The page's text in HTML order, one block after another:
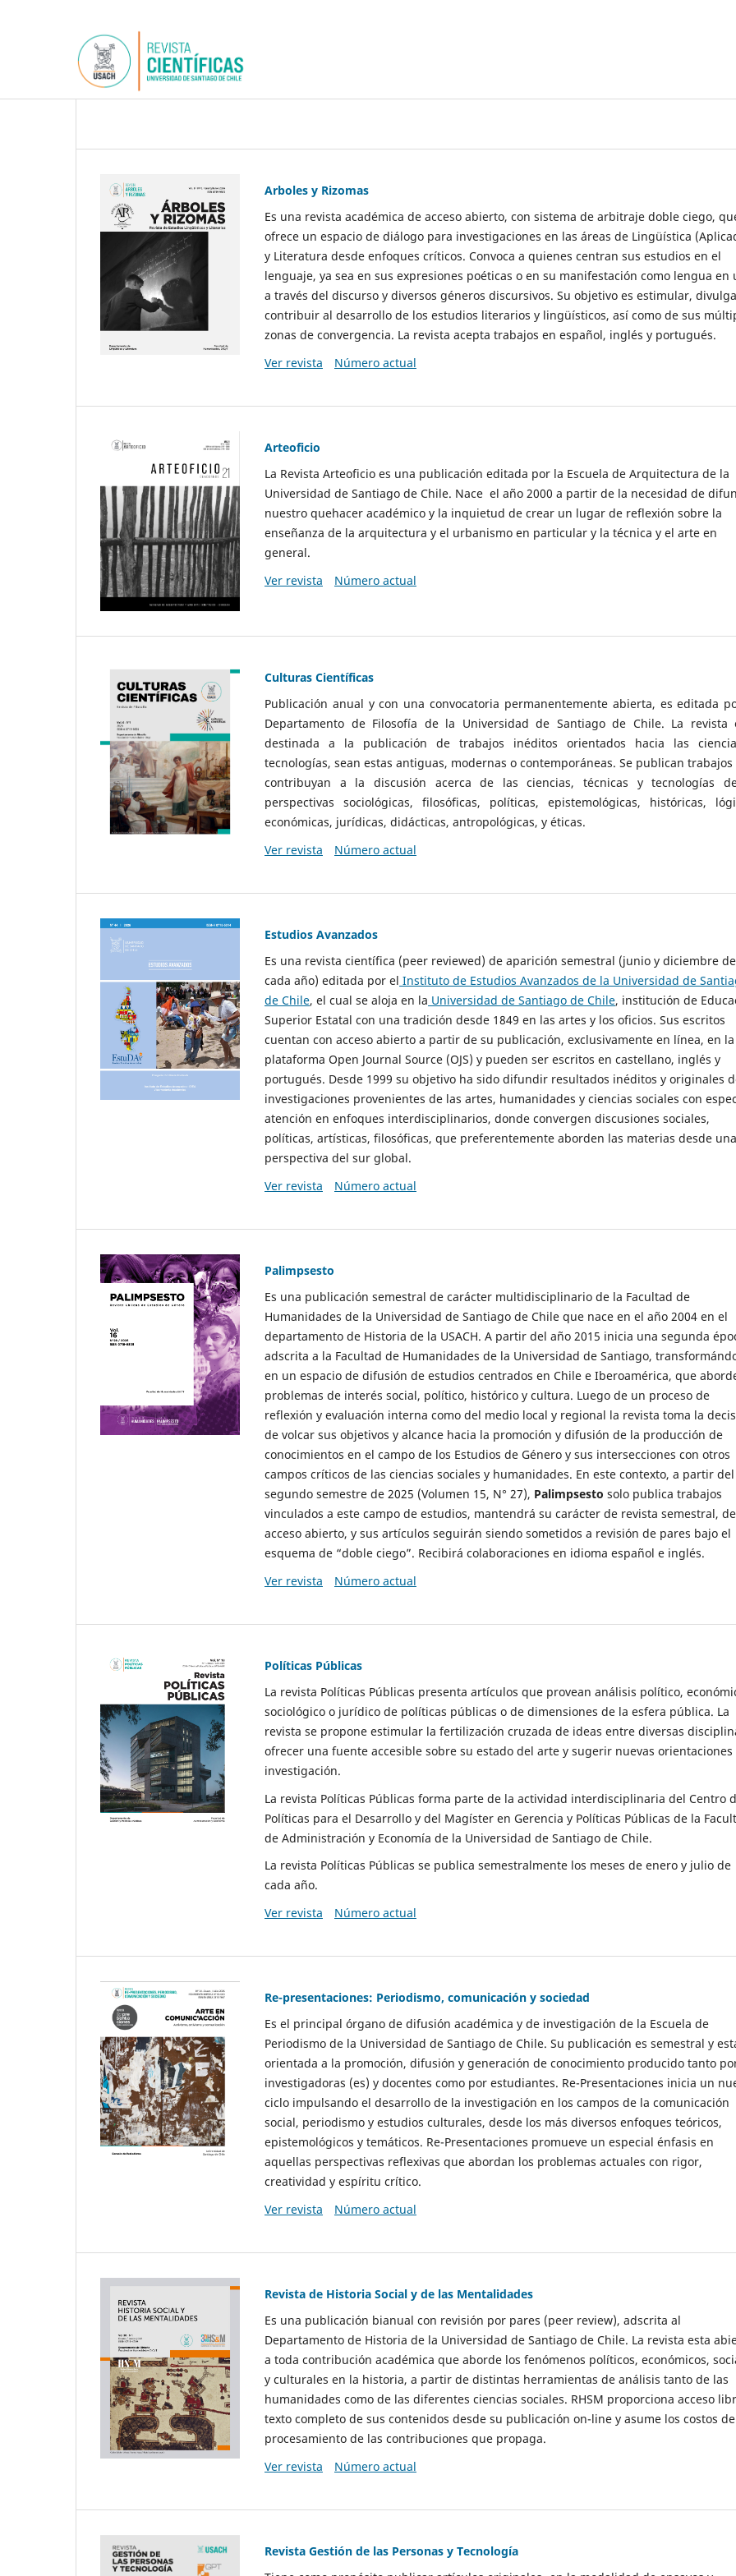
Arboles y Rizomas
Es una revista académica de acceso abierto, con sistema de arbitraje doble ciego,
ofrece un espacio de diálogo para investigaciones en las áreas de Lingüística
y Literatura desde enfoques críticos. Convoca a quienes centran sus estudios en el
lenguaje, ya sea en sus expresiones poéticas o en su manifestación como lengua en
a través del discurso y diversos géneros discursivos. Su objetivo es estimular,
contribuir al desarrollo de los estudios literarios y lingüísticos, así como de sus
zonas de convergencia. La revista acepta trabajos en español, inglés y portugués.
Ver revista
Número actual
Arteoficio
La Revista Arteoficio es una publicación editada por la Escuela de Arquitectura de la
Universidad de Santiago de Chile. Nace el año 2000 a partir de la necesidad de
nuestro quehacer académico y la inquietud de crear un lugar de reflexión sobre la
enseñanza de la arquitectura y el urbanismo en particular y la técnica y el arte en
general.
Ver revista
Número actual
Culturas Científicas
Publicación anual y con una convocatoria permanentemente abierta, es editada
Departamento de Filosofía de la Universidad de Santiago de Chile. La revista
destinada a la publicación de trabajos inéditos orientados hacia las
tecnologías, sean estas antiguas, modernas o contemporáneas. Se publican
contribuyan a la discusión acerca de las ciencias, técnicas y tecnologías
perspectivas sociológicas, filosóficas, políticas, epistemológicas, históricas,
económicas, jurídicas, didácticas, antropológicas, y éticas.
Ver revista
Número actual
Estudios Avanzados
Es una revista científica (peer reviewed) de aparición semestral (junio y diciembre de
cada año) editada por el Instituto de Estudios Avanzados de la Universidad de
de Chile, el cual se aloja en la Universidad de Santiago de Chile, institución de
Superior Estatal con una tradición desde 1849 en las artes y los oficios. Sus escritos
cuentan con acceso abierto a partir de su publicación, exclusivamente en línea, en la
plataforma Open Journal Source (OJS) y pueden ser escritos en castellano, inglés y
portugués. Desde 1999 su objetivo ha sido difundir resultados inéditos y originales
investigaciones provenientes de las artes, humanidades y ciencias sociales con
atención en enfoques interdisciplinarios, donde convergen discusiones sociales,
políticas, artísticas, filosóficas, que preferentemente aborden las materias desde una
perspectiva del sur global.
Ver revista
Número actual
Palimpsesto
Es una publicación semestral de carácter multidisciplinario de la Facultad de
Humanidades de la Universidad de Santiago de Chile que nace en el año 2004 en el
departamento de Historia de la USACH. A partir del año 2015 inicia una segunda
adscrita a la Facultad de Humanidades de la Universidad de Santiago,
en un espacio de difusión de estudios centrados en Chile e Iberoamérica, que
problemas de interés social, político, histórico y cultura. Luego de un proceso de
reflexión y evaluación interna como del medio local y regional la revista toma la
de volcar sus objetivos y alcance hacia la promoción y difusión de la producción de
conocimientos en el campo de los Estudios de Género y sus intersecciones con otros
campos críticos de las ciencias sociales y humanidades. En este contexto, a partir del
segundo semestre de 2025 (Volumen 15, N° 27), Palimpsesto solo publica trabajos
vinculados a este campo de estudios, mantendrá su carácter de revista semestral, de
acceso abierto, y sus artículos seguirán siendo sometidos a revisión de pares bajo el
esquema de “doble ciego”. Recibirá colaboraciones en idioma español e inglés.
Ver revista
Número actual
Políticas Públicas
La revista Políticas Públicas presenta artículos que provean análisis político,
sociológico o jurídico de políticas públicas o de dimensiones de la esfera pública. La
revista se propone estimular la fertilización cruzada de ideas entre diversas
ofrecer una fuente accesible sobre su estado del arte y sugerir nuevas orientaciones
investigación.
La revista Políticas Públicas forma parte de la actividad interdisciplinaria del Centro
Políticas para el Desarrollo y del Magíster en Gerencia y Políticas Públicas de la
de Administración y Economía de la Universidad de Santiago de Chile.
La revista Políticas Públicas se publica semestralmente los meses de enero y julio de
cada año.
Ver revista
Número actual
Re-presentaciones: Periodismo, comunicación y sociedad
Es el principal órgano de difusión académica y de investigación de la Escuela de
Periodismo de la Universidad de Santiago de Chile. Su publicación es semestral y
orientada a la promoción, difusión y generación de conocimiento producido tanto
investigadoras (es) y docentes como por estudiantes. Re-Presentaciones inicia un
ciclo impulsando el desarrollo de la investigación en los campos de la comunicación
social, periodismo y estudios culturales, desde los más diversos enfoques teóricos,
epistemológicos y temáticos. Re-Presentaciones promueve un especial énfasis en
aquellas perspectivas reflexivas que abordan los problemas actuales con rigor,
creatividad y espíritu crítico.
Ver revista
Número actual
Revista de Historia Social y de las Mentalidades
Es una publicación bianual con revisión por pares (peer review), adscrita al
Departamento de Historia de la Universidad de Santiago de Chile. La revista esta
a toda contribución académica que aborde los fenómenos políticos, económicos,
y culturales en la historia, a partir de distintas herramientas de análisis tanto de las
humanidades como de las diferentes ciencias sociales. RHSM proporciona acceso
texto completo de sus contenidos desde su publicación on-line y asume los costos de
procesamiento de las contribuciones que propaga.
Ver revista
Número actual
Revista Gestión de las Personas y Tecnología